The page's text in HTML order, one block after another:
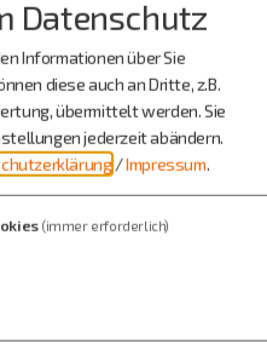
Datenschutz
Informationen über Sie
diese auch an Dritte, z.B.
übermittelt werden. Sie
jederzeit abändern.
/Impressum.
(immer erforderlich)